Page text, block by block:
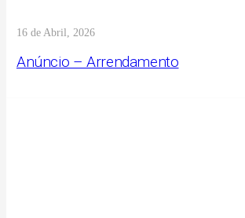
16 de Abril, 2026
Anúncio – Arrendamento